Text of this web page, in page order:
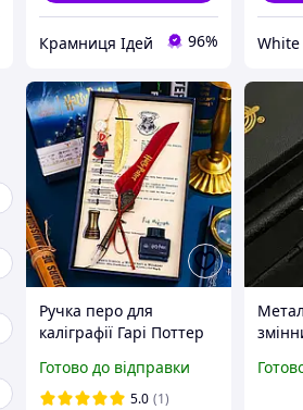
Крамниця Ідей 96%
Ручка перо для
каліграфії Гарі Поттер
набір. Грифіндор. З
змінними насадками
Готово до відправки
5.0 (1)